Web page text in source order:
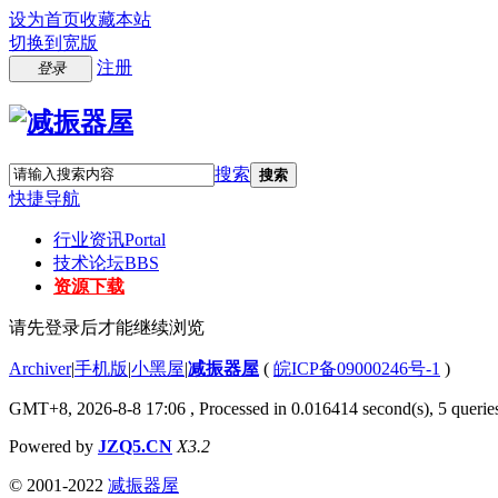
设为首页收藏本站
切换到宽版
登录 注册
搜索 搜索
快捷导航
行业资讯Portal
技术论坛BBS
资源下载
请先登录后才能继续浏览
Archiver|手机版|小黑屋|减振器屋 ( 皖ICP备09000246号-1 )
GMT+8, 2026-8-8 17:06 , Processed in 0.016414 second(s), 5
Powered by JZQ5.CN X3.2
© 2001-2022 减振器屋